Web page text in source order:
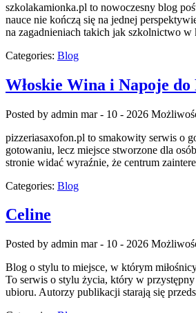
szkolakamionka.pl to nowoczesny blog
nauce nie kończą się na jednej
na zagadnieniach takich jak szkolnictwo w
Categories: Blog
Włoskie Wina i Napoje do
Posted by admin mar - 10 - 2026
pizzeriasaxofon.pl to smakowity serwis o
gotowaniu, lecz miejsce stworzone dla
stronie widać wyraźnie, że centrum
Categories: Blog
Celine
Posted by admin mar - 10 - 2026
Blog o stylu to miejsce, w którym
To serwis o stylu życia, który w
ubioru. Autorzy publikacji starają się